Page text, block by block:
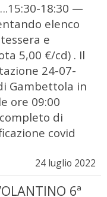
18:30 —
elenco
e
5,00 €/cd) . Il
24-07-
Gambettola in
ore 09:00
di
covid
24 luglio 2022
6ª